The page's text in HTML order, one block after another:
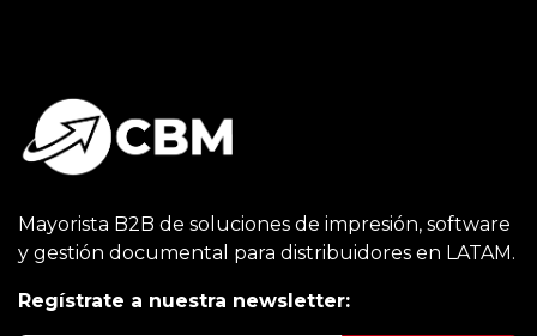
Mayorista B2B de soluciones de impresión, software
y gestión documental para distribuidores en LATAM.
Regístrate a nuestra newsletter: